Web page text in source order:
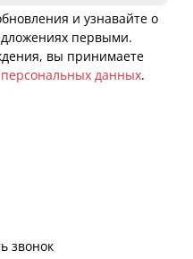
и узнавайте о
первыми.
вы принимаете
данных.
звонок